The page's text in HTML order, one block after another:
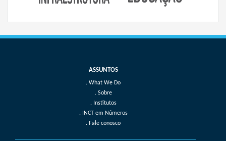
What We Do
Sobre
Institutos
INCT em Números
Fale conosco